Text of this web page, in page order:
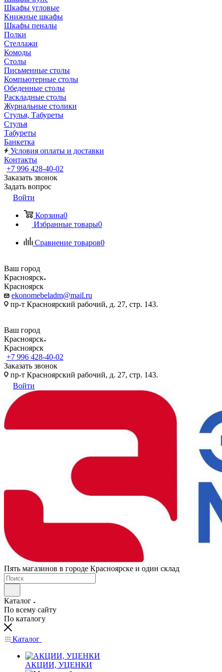
Шкафы угловые
Книжные шкафы
Шкафы пеналы
Полки
Стеллажи
Комоды
Столы
Письменные столы
Компьютерные столы
Обеденные столы
Раскладные столы
Журнальные столики
Стулья, Табуреты
Стулья
Табуреты
Банкетка
Условия оплаты и доставки
Контакты
+7 996 428-40-02
Заказать звонок
Задать вопрос
Войти
Корзина0
Избранные товары0
Сравнение товаров0
Ваш город
Красноярск
Красноярск
ekonomebeladm@mail.ru
пр-т Красноярский рабочий, д. 27, стр. 143.
Ваш город
Красноярск
Красноярск
+7 996 428-40-02
Заказать звонок
пр-т Красноярский рабочий, д. 27, стр. 143.
Войти
Пять магазинов в городе Красноярске и один склад
Каталог
По всему сайту
По каталогу
Каталог
АКЦИИ, УЦЕНКИ